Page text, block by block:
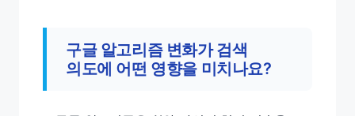
구글 알고리즘 변화가 검색
의도에 어떤 영향을 미치나요?